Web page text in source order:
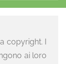
copyright. I
ai loro